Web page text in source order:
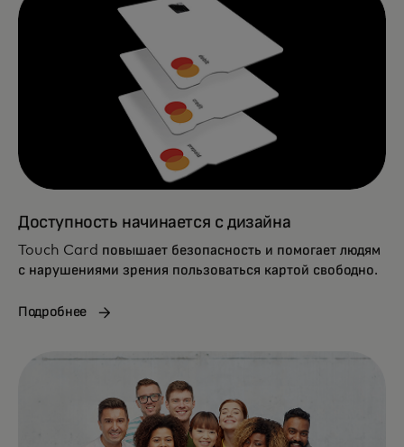
Доступность начинается с дизайна
Touch Card повышает безопасность и помогает людям
с нарушениями зрения пользоваться картой свободно.
Подробнее